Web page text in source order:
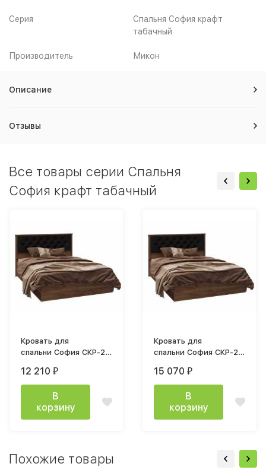
Серия
Спальня София крафт
табачный
Производитель Микон
Описание
Отзывы
Все товары серии Спальня
София крафт табачный
Кровать для
спальни София СКР-2 1400
12 210 ₽
В
корзину
Кровать для
спальни София СКР-2 1600
15 070 ₽
В
корзину
Похожие товары